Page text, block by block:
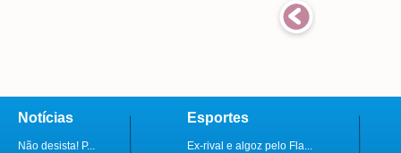
Notícias
Não desista! P...
Esportes
Ex-rival e algoz pelo Fla...